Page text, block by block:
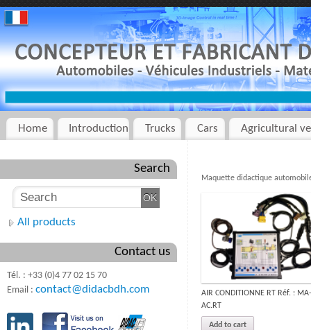
Home Introduction Trucks Cars Agricultural
Maquette didactique
AIR CONDITIONNE RT Réf. : MA-
AC.RT
Add to cart
Search
All products
Contact us
Tél. : +33 (0)4 77 02 15 70
Email : contact@didacbdh.com